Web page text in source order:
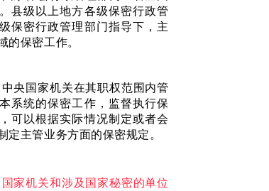
县级以上地方各级保密行政管
保密行政管理部门指导下，主
的保密工作。
中央国家机关在其职权范围内管
系统的保密工作，监督执行保
可以根据实际情况制定或者会
定主管业务方面的保密规定。
国家机关和涉及国家秘密的单位